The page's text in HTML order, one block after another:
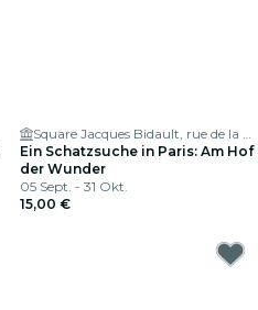
Square Jacques Bidault, rue de la Lune, 75002,Paris
Ein Schatzsuche in Paris: Am Hof
der Wunder
05 Sept. - 31 Okt.
15,00 €